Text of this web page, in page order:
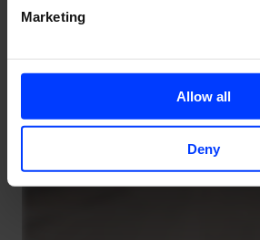
Marketing
Allow all
Deny
Tuloksellisia mainoksia